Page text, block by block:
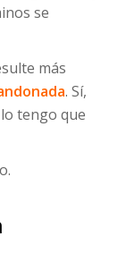
se
más
. Sí,
tengo que